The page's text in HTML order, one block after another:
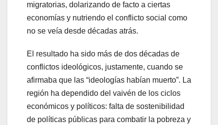
migratorias, dolarizando de facto a ciertas
economías y nutriendo el conflicto social como
no se veía desde décadas atrás.
El resultado ha sido más de dos décadas de
conflictos ideológicos, justamente, cuando se
afirmaba que las “ideologías habían muerto”. La
región ha dependido del vaivén de los ciclos
económicos y políticos: falta de sostenibilidad
de políticas públicas para combatir la pobreza y